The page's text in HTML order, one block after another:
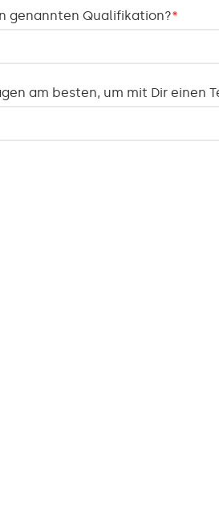
genannten Qualifikation?*
am besten, um mit Dir einen